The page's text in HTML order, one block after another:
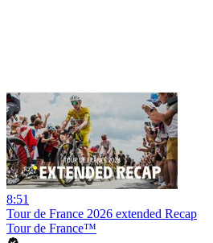
8:51
Tour de France 2026 extended Recap
Tour de France™